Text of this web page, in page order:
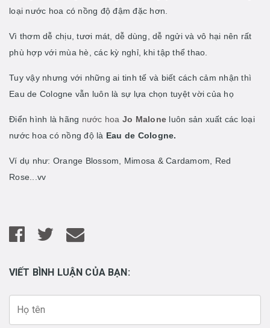
loại nước hoa có nồng độ đậm đặc hơn.
Vì thơm dễ chịu, tươi mát, dễ dùng, dễ ngửi và vô hại nên rất
phù hợp với mùa hè, các kỳ nghỉ, khi tập thể thao.
Tuy vậy nhưng với những ai tinh tế và biết cách cảm nhận thì
Eau de Cologne vẫn luôn là sự lựa chọn tuyệt vời của họ
Điển hình là hãng nước hoa Jo Malone luôn sản xuất các loại
nước hoa có nồng độ là Eau de Cologne.
Ví dụ như: Orange Blossom, Mimosa & Cardamom, Red
Rose...vv
VIẾT BÌNH LUẬN CỦA BẠN: